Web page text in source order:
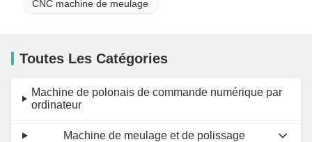
CNC machine de meulage
Toutes Les Catégories
Machine de polonais de commande numérique par
ordinateur
Machine de meulage et de polissage